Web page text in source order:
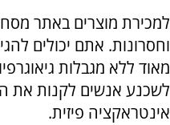
למכירת מוצרים באתר
וחסרונות. אתם יכולים
מאוד ללא מגבלות
לשכנע אנשים לקנות את
אינטראקציה פיזית.